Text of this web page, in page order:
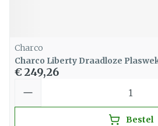
Charco
Charco Liberty Draadloze
€ 249,26
Bestel